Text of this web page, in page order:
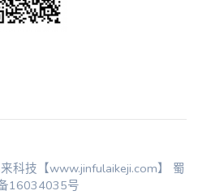
科技【www.jinfulaikeji.com】 蜀
16034035号